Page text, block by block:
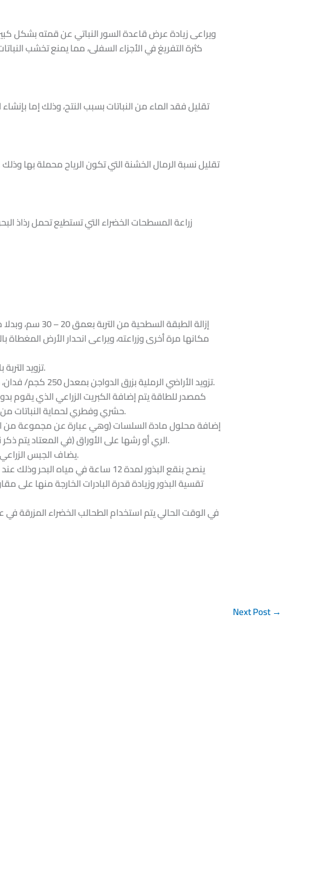
ويراعى زيادة عرض قاعدة السور النباتي عن قمته بشكل
كثرة التفريغ في الأجزاء السفلى، مما يمنع تخشب
تقليل فقد الماء من النباتات بسبب النتح، وذلك إما
تقليل نسبة الرمال الخشنة التي تكون الرياح محملة بها
زراعة المسطحات الخضراء التي تستطيع تحمل رذاذ
مكانها مرة أخرى وزراعته، ويراعى انحدار الأرض المغطاة
تزويد التربة بالأسمدة النتراتية (مثل نترات النشادر)، حيث أن أيون النترات مضاد لأيون الكلوريد الذي يتسبب في تأثير سام.
تزويد الأراضي الرملية بزرق الدواجن بمعدل 250 كجم/ فدان، حيث أنه يساهم في زيادة خصوبتها وخفض رقم حموضتها مما يجعل العناصر أكثر تيسرا للنباتات المنزرعة.
كمصدر للطاقة يتم إضافة الكبريت الزراعي الذي يقوم
حشري وفطري لحماية النباتات من الإصابة بالآفات والفطريات، مما يساعد على نموها بقوة ويعزز قدرتها على تحمل الملوحة بشكل نسبي.
إضافة محلول مادة السلسات (وهي عبارة عن مجموعة من
الري أو رشها على الأوراق (في المعتاد يتم ذكر نسبة الإضافة على العبوة فهي تختلف باختلاف أنواع الأحماض الأمينية التي تدخل في تركيزها وتركيبها).
يضاف الجبس الزراعي (كبريتات الكالسيوم المائية) وذلك في حالة الأرض الجيرية، حيث أنه ذو معدل ذوبان منخفض (1,9 جم/ لتر).
ينصح بنقع البذور لمدة 12 ساعة في
في الوقت الحالي يتم استخدام الطحالب الخضراء المزرقة
Next Post →